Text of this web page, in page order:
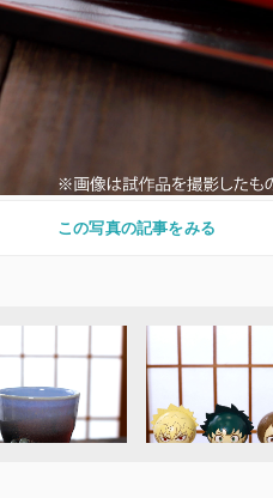
この写真の記事をみる